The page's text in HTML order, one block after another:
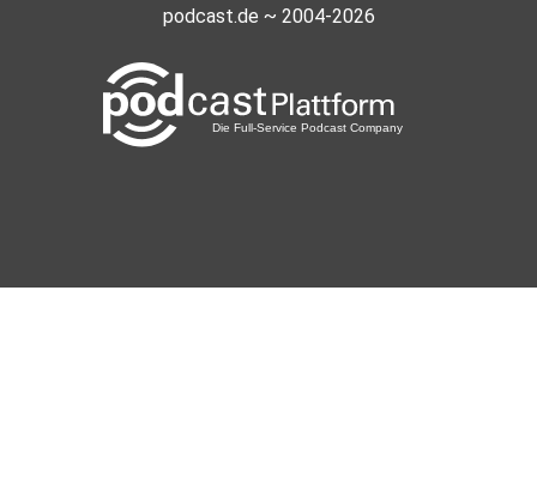
podcast.de ~ 2004-2026